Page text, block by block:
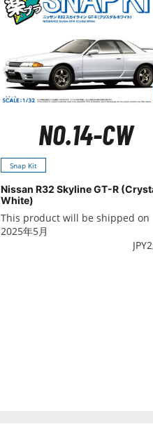
NO.14-CW
Snap Kit
Nissan R32 Skyline GT-R
White)
This product will be shipped on
2025年5月
JPY